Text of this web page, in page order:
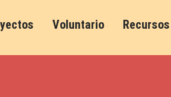
Voluntario Recursos